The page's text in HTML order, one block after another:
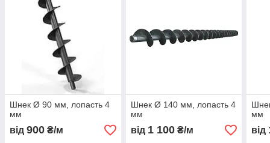
Шнек Ø 90 мм, лопасть 4
мм
від 900 ₴/м
Шнек Ø 140 мм, лопасть 4
мм
від 1 100₴/м
мм
від